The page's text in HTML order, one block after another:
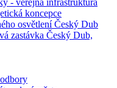
- veřejná infrastruktura
koncepce
osvětlení Český Dub
zastávka Český Dub,